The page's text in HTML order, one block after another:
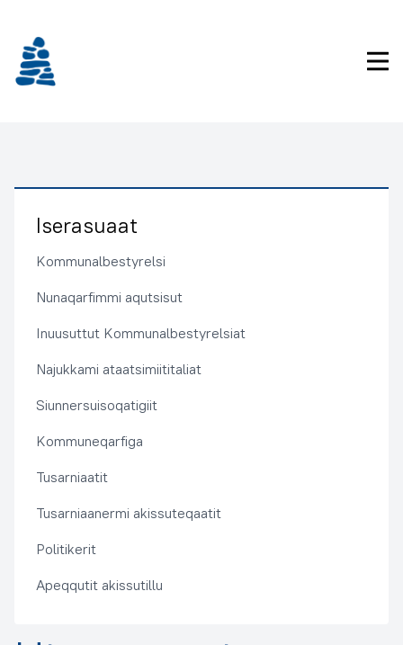
Iserasuaat
Kommunalbestyrelsi
Nunaqarfimmi aqutsisut
Inuusuttut Kommunalbestyrelsiat
Najukkami ataatsimiititaliat
Siunnersuisoqatigiit
Kommuneqarfiga
Tusarniaatit
Tusarniaanermi akissuteqaatit
Politikerit
Apeqqutit akissutillu